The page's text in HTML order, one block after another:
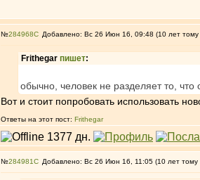
№284968 Добавлено: Вс 26 Июн 16, 09:48 (10 лет тому
Frithegar пишет:
обычно, человек не разделяет то,
Вот и стоит попробовать использовать
Ответы на этот пост: Frithegar
№284981 Добавлено: Вс 26 Июн 16, 11:05 (10 лет тому